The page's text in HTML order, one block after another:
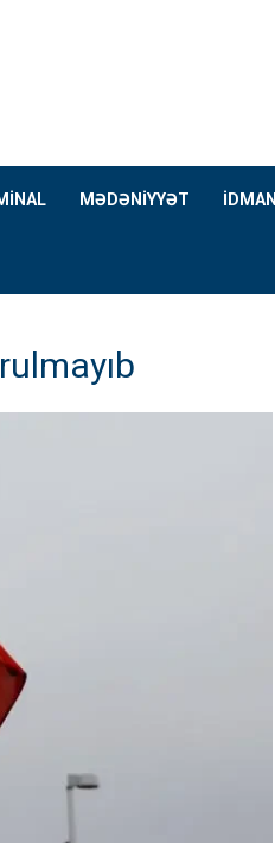
MƏDƏNİYYƏT İDMAN